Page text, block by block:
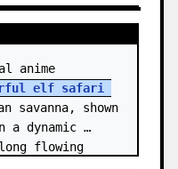
anime
elf safari
shown
a dynamic
flowing